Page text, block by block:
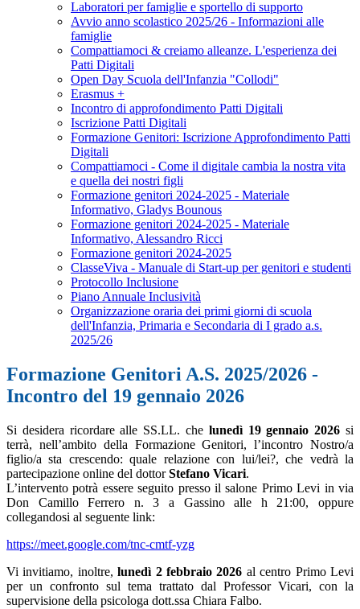
Laboratori per famiglie e sportello di supporto
Avvio anno scolastico 2025/26 - Informazioni alle
famiglie
Compattiamoci & creiamo alleanze. L'esperienza dei
Patti Digitali
Open Day Scuola dell'Infanzia "Collodi"
Erasmus +
Incontro di approfondimento Patti Digitali
Iscrizione Patti Digitali
Formazione Genitori: Iscrizione Approfondimento Patti
Digitali
Compattiamoci - Come il digitale cambia la nostra vita
e quella dei nostri figli
Formazione genitori 2024-2025 - Materiale
Informativo, Gladys Bounous
Formazione genitori 2024-2025 - Materiale
Informativo, Alessandro Ricci
Formazione genitori 2024-2025
ClasseViva - Manuale di Start-up per genitori e studenti
Protocollo Inclusione
Piano Annuale Inclusività
Organizzazione oraria dei primi giorni di scuola
dell'Infanzia, Primaria e Secondaria di I grado a.s.
2025/26
Formazione Genitori A.S. 2025/2026 -
Incontro del 19 gennaio 2026
Si desidera ricordare alle SS.LL. che lunedì 19 gennaio 2026 si
terrà, nell’ambito della Formazione Genitori, l’incontro Nostro/a
figlio/a sta crescendo: quale relazione con lui/lei?, che vedrà la
partecipazione online del dottorStefano Vicari.
L’intervento potrà essere seguito presso il salone Primo Levi in via
Don Camillo Ferrero n. 3 a Gassino alle h 21:00, oppure
collegandosi al seguente link:
https://meet.google.com/tnc-cmtf-yzg
Vi invitiamo, inoltre,lunedì 2 febbraio 2026 al centro Primo Levi
per un confronto sul tema trattato dal Professor Vicari, con la
supervisione della psicologa dott.ssa Chiara Falbo.